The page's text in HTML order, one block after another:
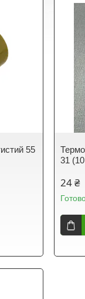
55
31
24 ₴